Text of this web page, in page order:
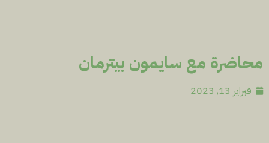
محاضرة مع سايمون بيترمان
فبراير 13, 2023